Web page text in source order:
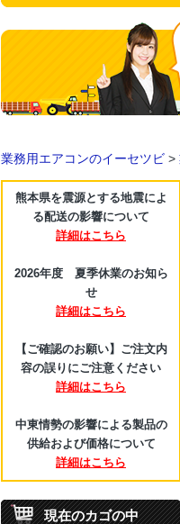
業務用エアコンのイーセツビ >
熊本県を震源とする地震によ
る配送の影響について
詳細はこちら
2026年度 夏季休業のお知ら
せ
詳細はこちら
【ご確認のお願い】ご注文内
容の誤りにご注意ください
詳細はこちら
中東情勢の影響による製品の
供給および価格について
詳細はこちら
現在のカゴの中